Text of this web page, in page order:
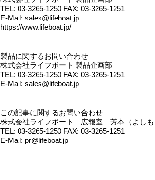
TEL: 03-3265-1250 FAX: 03-3265-1251
E-Mail: sales@lifeboat.jp
https://www.lifeboat.jp/
製品に関するお問い合わせ
株式会社ライフボート 製品企画部
TEL: 03-3265-1250 FAX: 03-3265-1251
E-Mail: sales@lifeboat.jp
この記事に関するお問い合わせ
株式会社ライフボート 広報室 芳本（よしも
TEL: 03-3265-1250 FAX: 03-3265-1251
E-Mail: pr@lifeboat.jp